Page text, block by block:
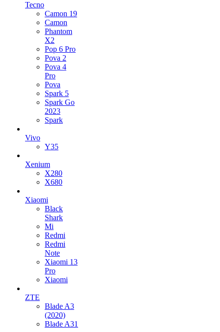
Tecno
Camon 19
Camon
Phantom
X2
Pop 6 Pro
Pova 2
Pova 4
Pro
Pova
Spark 5
Spark Go
2023
Spark
Vivo
Y35
Xenium
X280
X680
Xiaomi
Black
Shark
Mi
Redmi
Redmi
Note
Xiaomi 13
Pro
Xiaomi
ZTE
Blade A3
(2020)
Blade A31